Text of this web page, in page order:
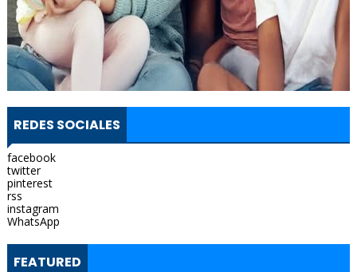
REDES SOCIALES
facebook
twitter
pinterest
rss
instagram
WhatsApp
FEATURED